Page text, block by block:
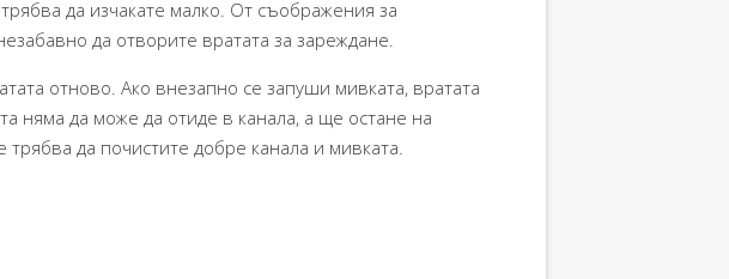
да изчакате малко. От съображения за
да отворите вратата за зареждане.
отново. Ако внезапно се запуши мивката, вратата
няма да може да отиде в канала, а ще остане на
да почистите добре канала и мивката.